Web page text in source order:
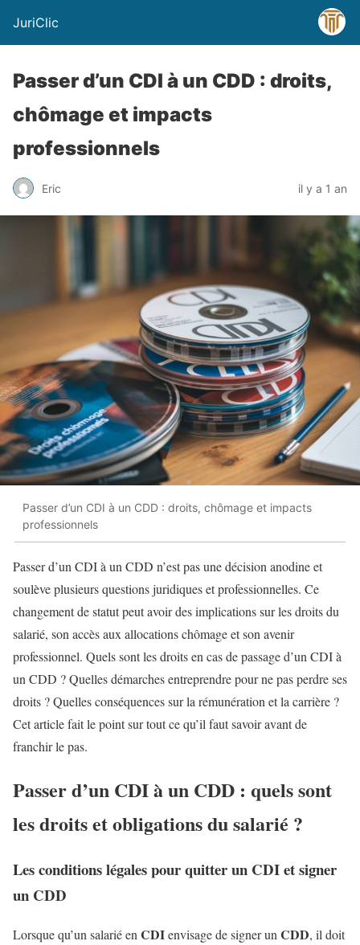
JuriClic
Passer d’un CDI à un CDD : droits,
chômage et impacts
professionnels
Eric il y a 1 an
Passer d’un CDI à un CDD : droits, chômage et impacts
professionnels
Passer d’un CDI à un CDD n’est pas une décision anodine et
soulève plusieurs questions juridiques et professionnelles. Ce
changement de statut peut avoir des implications sur les droits du
salarié, son accès aux allocations chômage et son avenir
professionnel. Quels sont les droits en cas de passage d’un CDI à
un CDD ? Quelles démarches entreprendre pour ne pas perdre ses
droits ? Quelles conséquences sur la rémunération et la carrière ?
Cet article fait le point sur tout ce qu’il faut savoir avant de
franchir le pas.
Passer d’un CDI à un CDD : quels sont
les droits et obligations du salarié ?
Les conditions légales pour quitter un CDI et signer
un CDD
Lorsque qu’un salarié en CDIenvisage de signer un CDD, il doit